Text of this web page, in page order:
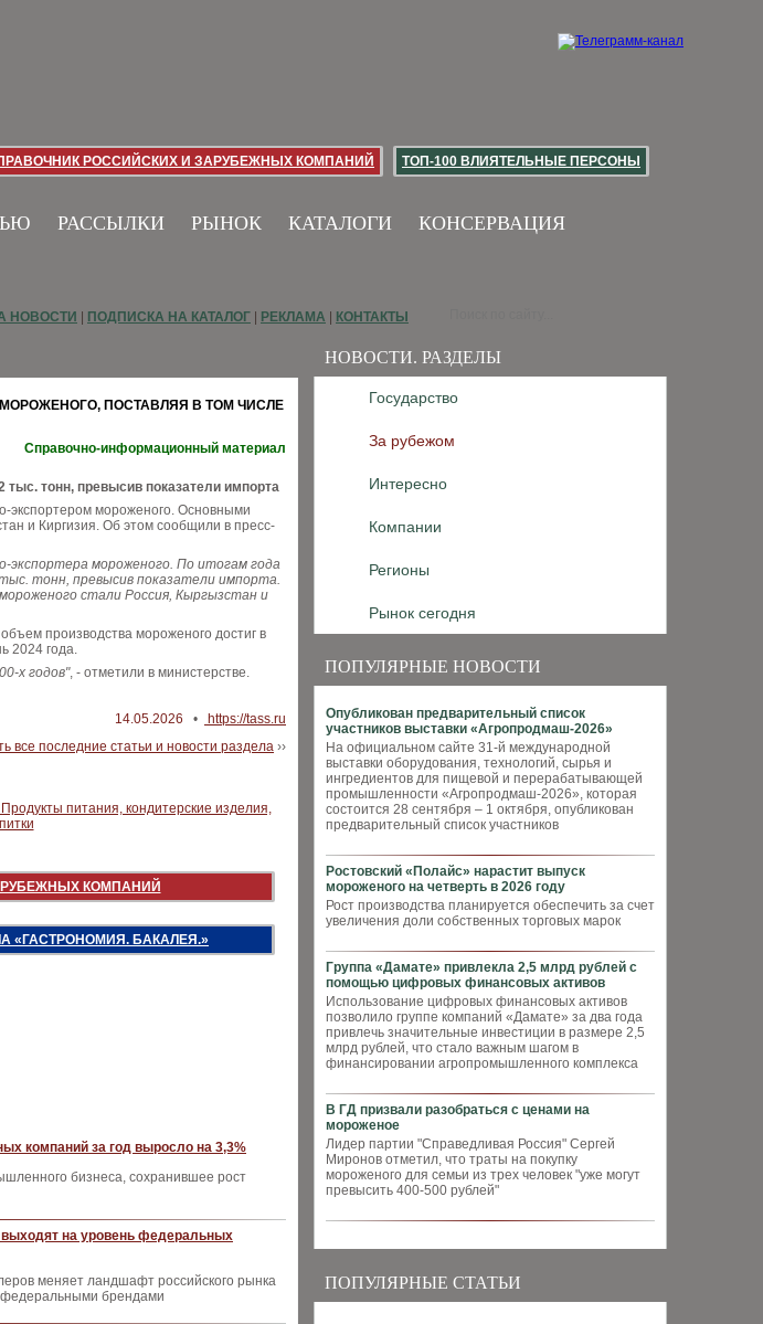
РОССИЙСКИХ И ЗАРУБЕЖНЫХ КОМПАНИЙ ТОП-100 ВЛИЯТЕЛЬНЫЕ ПЕРСОНЫ
РАССЫЛКИ РЫНОК КАТАЛОГИ КОНСЕРВАЦИЯ
НОВОСТИ. РАЗДЕЛЫ
Государство
За рубежом
Интересно
Компании
Регионы
Рынок сегодня
ПОПУЛЯРНЫЕ НОВОСТИ
Опубликован предварительный список
участников выставки «Агропродмаш-2026»
На официальном сайте 31-й международной
выставки оборудования, технологий, сырья и
ингредиентов для пищевой и перерабатывающей
промышленности «Агропродмаш-2026», которая
состоится 28 сентября – 1 октября, опубликован
предварительный список участников
Ростовский «Полайс» нарастит выпуск
мороженого на четверть в 2026 году
Рост производства планируется обеспечить за счет
увеличения доли собственных торговых марок
Группа «Дамате» привлекла 2,5 млрд рублей с
помощью цифровых финансовых активов
Использование цифровых финансовых активов
позволило группе компаний «Дамате» за два года
привлечь значительные инвестиции в размере 2,5
млрд рублей, что стало важным шагом в
финансировании агропромышленного комплекса
В ГД призвали разобраться с ценами на
мороженое
Лидер партии "Справедливая Россия" Сергей
Миронов отметил, что траты на покупку
мороженого для семьи из трех человек "уже могут
превысить 400-500 рублей"
ПОПУЛЯРНЫЕ СТАТЬИ
НОВОСТИ ПОДПИСКА НА КАТАЛОГ РЕКЛАМА КОНТАКТЫ
ПОСТАВЛЯЯ В ТОМ ЧИСЛЕ
Справочно-информационный материал
тонн, превысив показатели импорта
экспортером мороженого. Основными
и Киргизия. Об этом сообщили в пресс-
экспортера мороженого. По итогам года
тонн, превысив показатели импорта.
стали Россия, Кыргызстан и
производства мороженого достиг в
2024 года.
х годов", - отметили в министерстве.
14.05.2026 •
https://tass.ru
все последние статьи и новости раздела ››
КОМПАНИЙ
«ГАСТРОНОМИЯ. БАКАЛЕЯ.»
компаний за год выросло на 3,3%
бизнеса, сохранившее рост
на уровень федеральных
меняет ландшафт российского рынка
федеральными брендами